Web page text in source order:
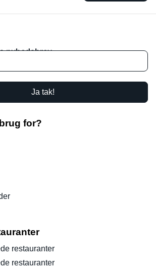
nyhedsbrev
Ja tak!
for?
restauranter
restauranter